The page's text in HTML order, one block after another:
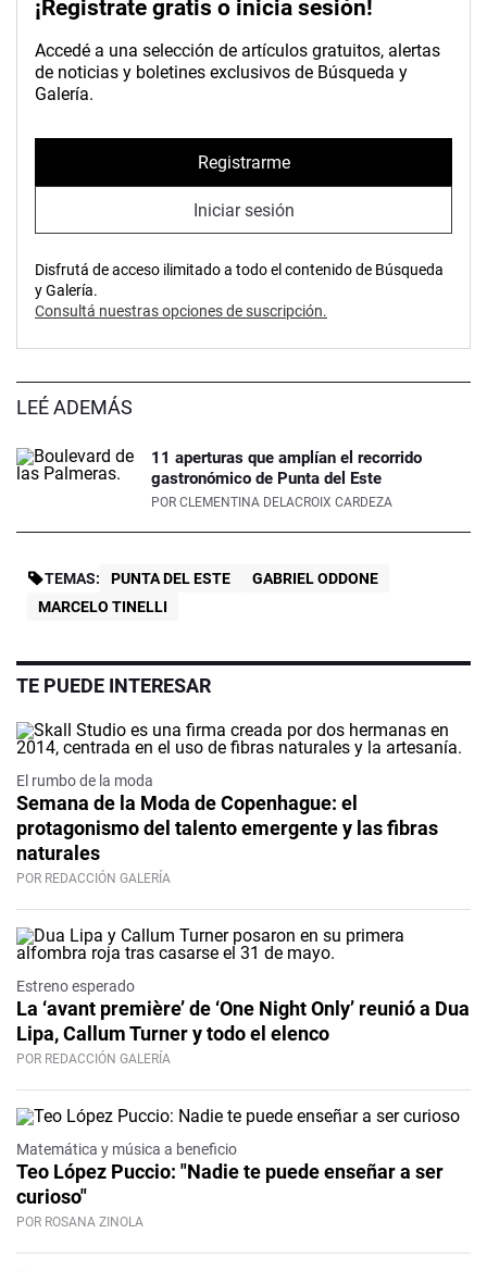
¡Registrate gratis o inicia sesión!
Accedé a una selección de artículos gratuitos, alertas
de noticias y boletines exclusivos de Búsqueda y
Galería.
Registrarme
Iniciar sesión
Disfrutá de acceso ilimitado a todo el contenido de Búsqueda
y Galería.
Consultá nuestras opciones de suscripción.
LEÉ ADEMÁS
11 aperturas que amplían el recorrido
gastronómico de Punta del Este
POR CLEMENTINA DELACROIX CARDEZA
TEMAS: PUNTA DEL ESTE
GABRIEL ODDONE
MARCELO TINELLI
TE PUEDE INTERESAR
El rumbo de la moda
Semana de la Moda de Copenhague: el
protagonismo del talento emergente y las fibras
naturales
POR REDACCIÓN GALERÍA
Estreno esperado
La ‘avant première’ de ‘One Night Only’ reunió a Dua
Lipa, Callum Turner y todo el elenco
POR REDACCIÓN GALERÍA
Matemática y música a beneficio
Teo López Puccio: "Nadie te puede enseñar a ser
curioso"
POR ROSANA ZINOLA